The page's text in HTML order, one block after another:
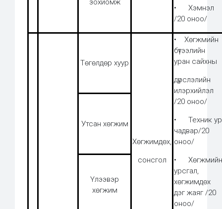
• Хэмнэл
/20 оноо/
зохиомж
Төгөлдөр хуур
Хөгжимдөх,
сонсгол
• Хөгжмийн
бүтээлийн
уран сайхны
дүрслэлийн
илэрхийлэл
/20 оноо/
• Техник ур
чадвар/20
оноо/
• Хөгжмийн
урсгал,
хөгжимдөх
дэг жаяг /20
оноо/
Утсан хөгжим
Үлээвэр
хөгжим